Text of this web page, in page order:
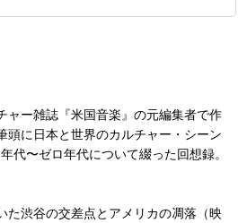
ャー雑誌『米国音楽』の元編集者で作
頭に日本と世界のカルチャー・シーン
代〜ゼロ年代について綴った回想録。
た渋谷の交差点とアメリカの凋落（映